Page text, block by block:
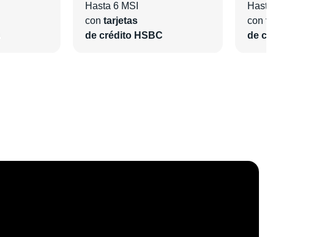
Hasta 6 MSI
con tarjetas
de crédito HSBC
Hasta 6 MSI
con tarjetas
de crédito